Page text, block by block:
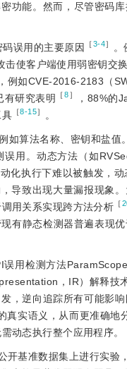
能。然而，尽管密码
误用的主要原因 ［3-4］ 。
使客户端使用弱密钥交
例如CVE-2016-2183（
有研究表明
［8］ ，88%的
具 ［8-15］ 。
例如算法名称、密钥和盐
误用。动态方法（如
化执行下难以被触发，
导致出现大量漏报现象
用关系实现跨方法分析 ［
有静态检测器普遍表现
用检测方法
，IR）解释技
，逆向追踪所有可能影
实语义，从而更准确
动态执行整个应用程序。
基准数据集上进行实验